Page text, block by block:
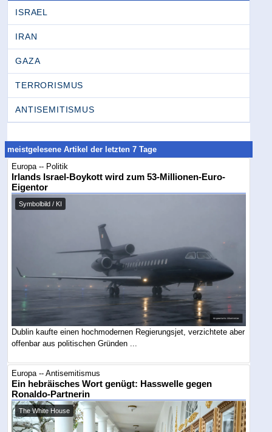
ISRAEL
IRAN
GAZA
TERRORISMUS
ANTISEMITISMUS
meistgelesene Artikel der letzten 7 Tage
Europa -- Politik
Irlands Israel-Boykott wird zum 53-Millionen-Euro-
Eigentor
Symbolbild / KI
Dublin kaufte einen hochmodernen Regierungsjet, verzichtete aber
offenbar aus politischen Gründen ...
Europa -- Antisemitismus
Ein hebräisches Wort genügt: Hasswelle gegen
Ronaldo-Partnerin
The White House